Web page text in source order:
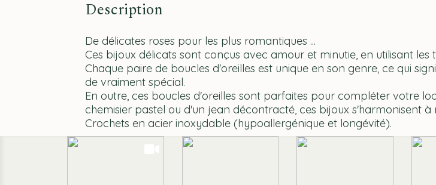
Description
De délicates roses pour les plus romantiques ...
Ces bijoux délicats sont conçus avec amour et minutie, en utilisant
Chaque paire de boucles d'oreilles est unique en son genre, ce qui
de vraiment spécial.
En outre, ces boucles d'oreilles sont parfaites pour compléter votre
chemisier pastel ou d'un jean décontracté, ces bijoux s'harmonisent
Crochets en acier inoxydable (hypoallergénique et longévité).